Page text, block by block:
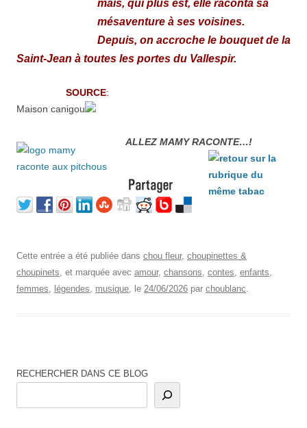
mais, qui plus est, elle raconta sa
mésaventure à ses voisines.
Depuis, on accroche le bouquet de la
Saint-Jean à toutes les portes du Vallespir.
SOURCE:
Maison canigou
ALLEZ MAMY RACONTE…!
Cette entrée a été publiée dans chou fleur, choupinettes &
choupinets, et marquée avec amour, chansons, contes, enfants,
femmes, légendes, musique, le 24/06/2026 par choublanc.
RECHERCHER DANS CE BLOG